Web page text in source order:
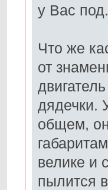
у Вас
Что же
от
дядечки.
общем,
велике и
пылится